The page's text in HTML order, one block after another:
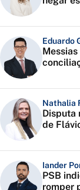
Eduardo
Nathalia
Disputa
de
Iander
PSB
romper